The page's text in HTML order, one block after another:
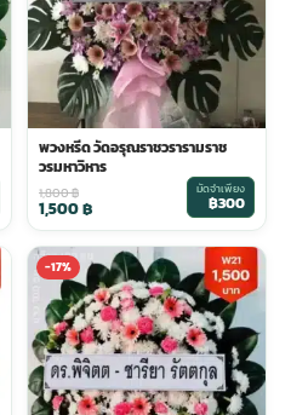
พวงหรีด วัดอรุณราชวรารามราช
วรมหาวิหาร
1,800฿
1,500฿
มัดจำเพียง
฿300
-17%